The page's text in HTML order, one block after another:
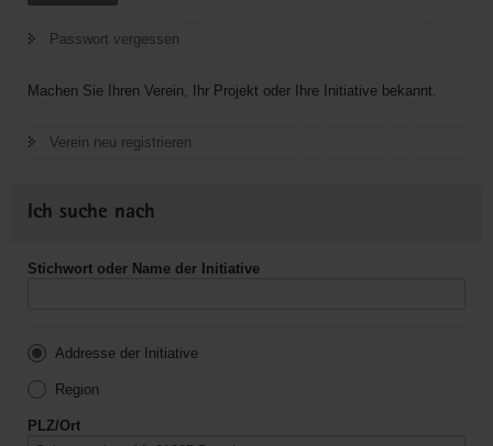
Passwort vergessen
Machen Sie Ihren Verein, Ihr Projekt oder Ihre Initiative bekannt.
Verein neu registrieren
Ich suche nach
Stichwort oder Name der Initiative
Addresse der Initiative
Region
PLZ/Ort